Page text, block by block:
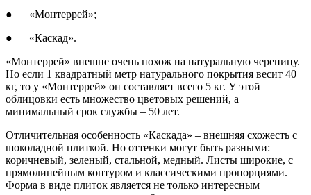
● «Монтеррей»;
● «Каскад».
«Монтеррей» внешне очень похож на натуральную черепицу.
Но если 1 квадратный метр натурального покрытия весит 40
кг, то у «Монтеррей» он составляет всего 5 кг. У этой
облицовки есть множество цветовых решений, а
минимальный срок службы – 50 лет.
Отличительная особенность «Каскада» – внешняя схожесть с
шоколадной плиткой. Но оттенки могут быть разными:
коричневый, зеленый, стальной, медный. Листы широкие, с
прямолинейным контуром и классическими пропорциями.
Форма в виде плиток является не только интересным